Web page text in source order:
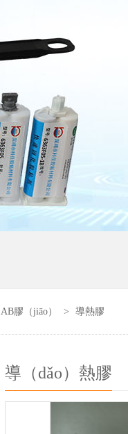
AB膠（jiāo） > 導熱膠
導（dǎo）熱膠